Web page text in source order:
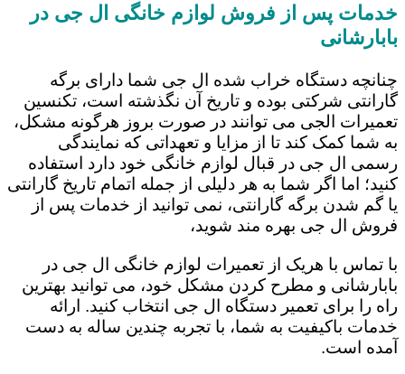
خدمات پس از فروش لوازم خانگی ال جی در
بابارشانی
چنانچه دستگاه خراب شده ال جی شما دارای برگه
گارانتی شرکتی بوده و تاریخ آن نگذشته است، تکنسین
تعمیرات الجی می توانند در صورت بروز هرگونه مشکل،
به شما کمک کند تا از مزایا و تعهداتی که نمایندگی
رسمی ال جی در قبال لوازم خانگی خود دارد استفاده
کنید؛ اما اگر شما به هر دلیلی از جمله اتمام تاریخ گارانتی
یا گم شدن برگه گارانتی، نمی توانید از خدمات پس از
فروش ال جی بهره مند شوید،
با تماس با هریک از تعمیرات لوازم خانگی ال جی در
بابارشانی و مطرح کردن مشکل خود، می توانید بهترین
راه را برای تعمیر دستگاه ال جی انتخاب کنید. ارائه
خدمات باکیفیت به شما، با تجربه چندین ساله به دست
آمده است.